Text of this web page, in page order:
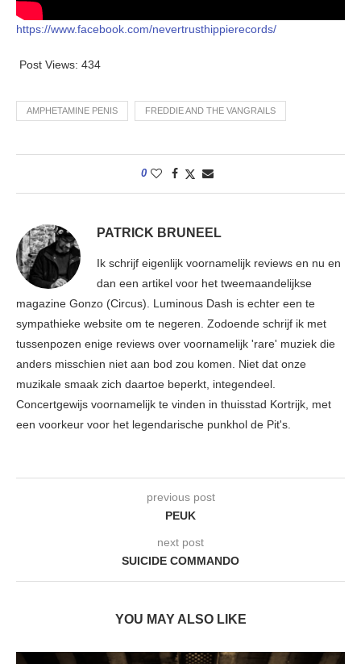
https://www.facebook.com/nevertrusthippierecords/
Post Views: 434
AMPHETAMINE PENIS FREDDIE AND THE VANGRAILS
0
PATRICK BRUNEEL
Ik schrijf eigenlijk voornamelijk reviews en nu en
dan een artikel voor het tweemaandelijkse
magazine Gonzo (Circus). Luminous Dash is echter een te
sympathieke website om te negeren. Zodoende schrijf ik met
tussenpozen enige reviews over voornamelijk 'rare' muziek die
anders misschien niet aan bod zou komen. Niet dat onze
muzikale smaak zich daartoe beperkt, integendeel.
Concertgewijs voornamelijk te vinden in thuisstad Kortrijk, met
een voorkeur voor het legendarische punkhol de Pit's.
previous post
PEUK
next post
SUICIDE COMMANDO
YOU MAY ALSO LIKE